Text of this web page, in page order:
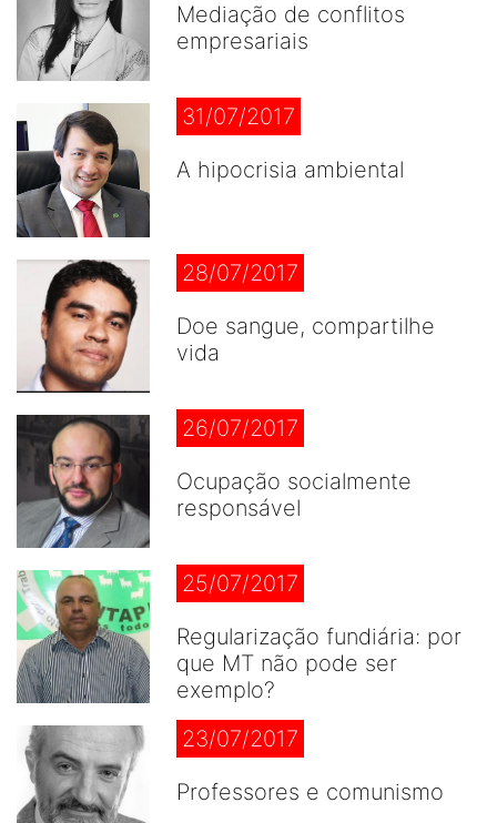
Mediação de conflitos
empresariais
31/07/2017
A hipocrisia ambiental
28/07/2017
Doe sangue, compartilhe
vida
26/07/2017
Ocupação socialmente
responsável
25/07/2017
Regularização fundiária: por
que MT não pode ser
exemplo?
23/07/2017
Professores e comunismo